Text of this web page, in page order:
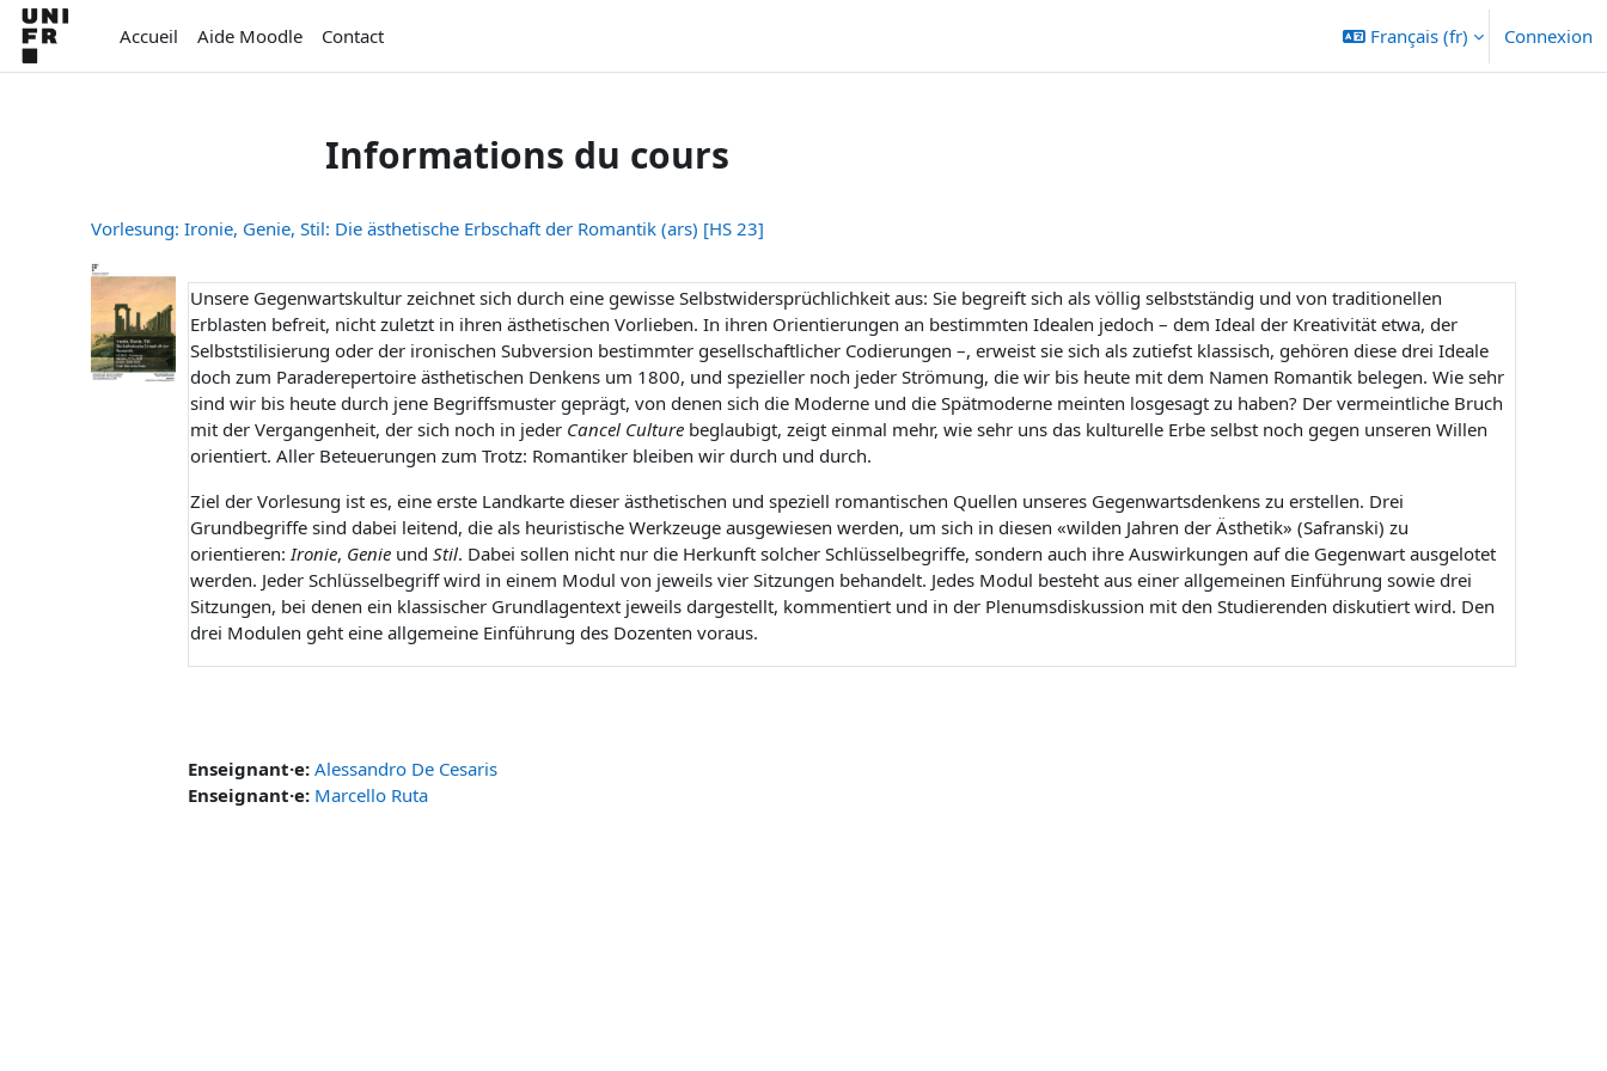
Passer au contenu principal
Accueil
Aide Moodle Contact Français ‎(fr)‎ Connexion
Informations du cours
Vorlesung: Ironie, Genie, Stil: Die ästhetische Erbschaft der Romantik (ars) [HS 23]
Unsere Gegenwartskultur zeichnet sich durch eine gewisse Selbstwidersprüchlichkeit aus: Sie begreift sich als völlig selbstständig und von traditionellen
Erblasten befreit, nicht zuletzt in ihren ästhetischen Vorlieben. In ihren Orientierungen an bestimmten Idealen jedoch – dem Ideal der Kreativität etwa, der
Selbststilisierung oder der ironischen Subversion bestimmter gesellschaftlicher Codierungen –, erweist sie sich als zutiefst klassisch, gehören diese drei Ideale
doch zum Paraderepertoire ästhetischen Denkens um 1800, und spezieller noch jeder Strömung, die wir bis heute mit dem Namen Romantik belegen. Wie sehr
sind wir bis heute durch jene Begriffsmuster geprägt, von denen sich die Moderne und die Spätmoderne meinten losgesagt zu haben? Der vermeintliche Bruch
mit der Vergangenheit, der sich noch in jeder Cancel Culture beglaubigt, zeigt einmal mehr, wie sehr uns das kulturelle Erbe selbst noch gegen unseren Willen
orientiert. Aller Beteuerungen zum Trotz: Romantiker bleiben wir durch und durch.
Ziel der Vorlesung ist es, eine erste Landkarte dieser ästhetischen und speziell romantischen Quellen unseres Gegenwartsdenkens zu erstellen. Drei
Grundbegriffe sind dabei leitend, die als heuristische Werkzeuge ausgewiesen werden, um sich in diesen «wilden Jahren der Ästhetik» (Safranski) zu
orientieren: Ironie, Genieund Stil. Dabei sollen nicht nur die Herkunft solcher Schlüsselbegriffe, sondern auch ihre Auswirkungen auf die Gegenwart ausgelotet
werden. Jeder Schlüsselbegriff wird in einem Modul von jeweils vier Sitzungen behandelt. Jedes Modul besteht aus einer allgemeinen Einführung sowie drei
Sitzungen, bei denen ein klassischer Grundlagentext jeweils dargestellt, kommentiert und in der Plenumsdiskussion mit den Studierenden diskutiert wird. Den
drei Modulen geht eine allgemeine Einführung des Dozenten voraus.
Enseignant·e: Alessandro De Cesaris
Enseignant·e: Marcello Ruta